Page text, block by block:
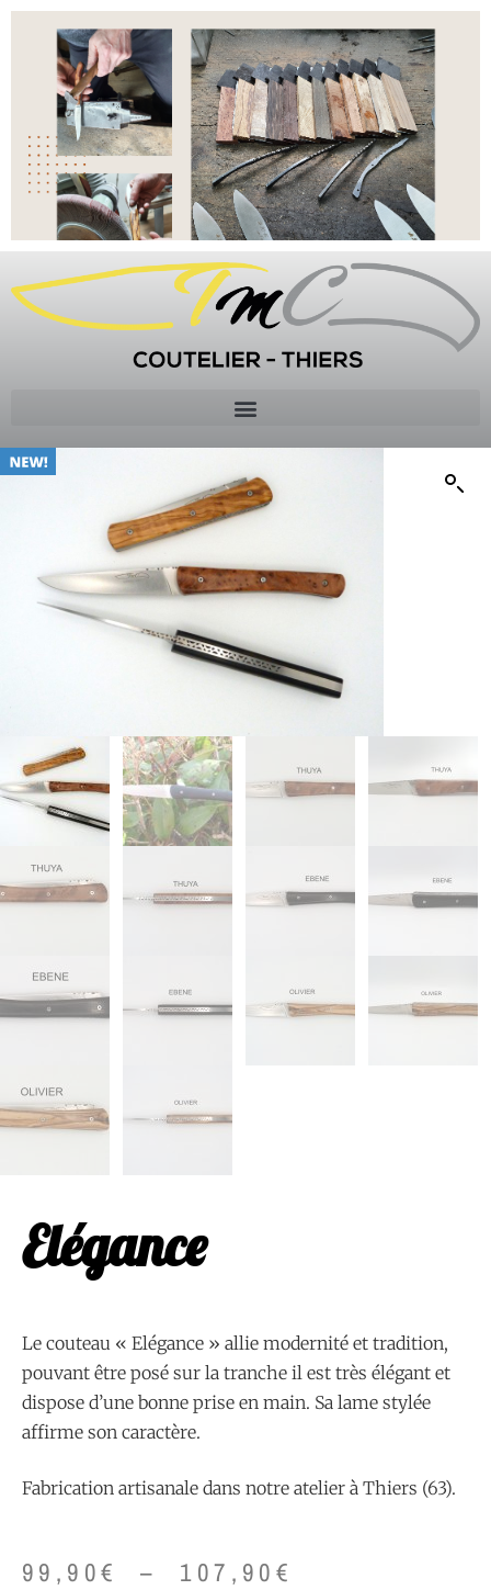
Elégance
Le couteau « Elégance » allie modernité et tradition,
pouvant être posé sur la tranche il est très élégant et
dispose d’une bonne prise en main. Sa lame stylée
affirme son caractère.
Fabrication artisanale dans notre atelier à Thiers (63).
99,90€ – 107,90€